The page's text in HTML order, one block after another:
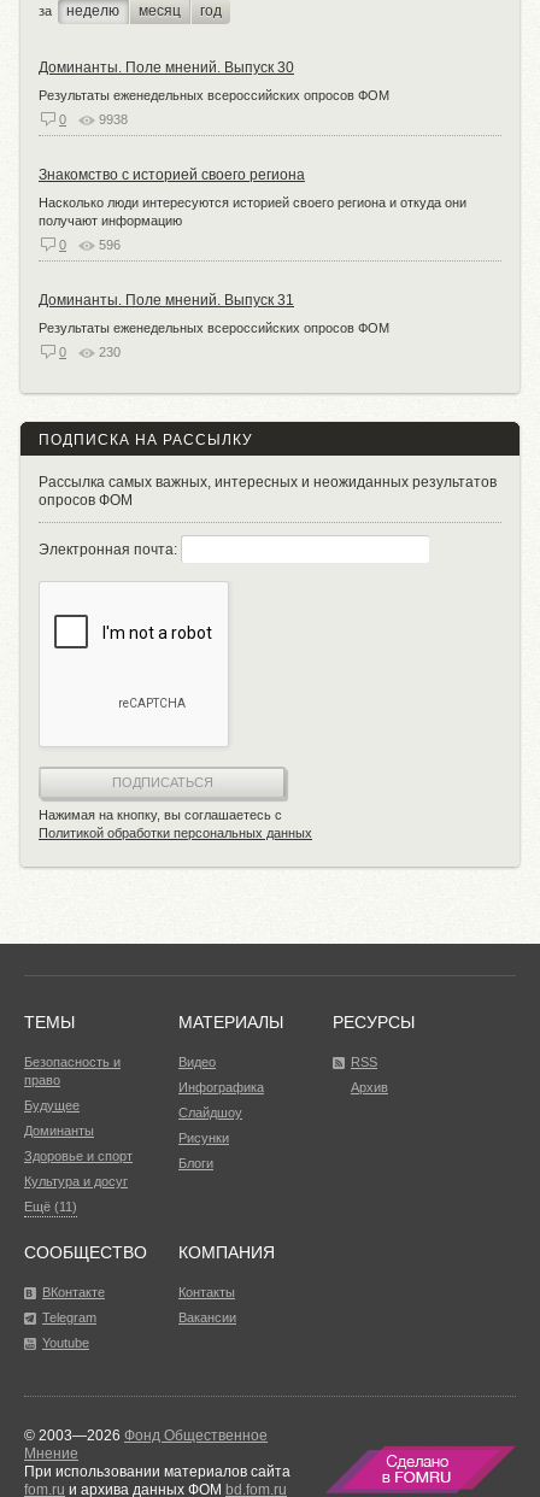
за неделю месяц год
Доминанты. Поле мнений. Выпуск 30
Результаты еженедельных всероссийских опросов ФОМ
0
9938
Знакомство с историей своего региона
Насколько люди интересуются историей своего региона и откуда они
получают информацию
0
596
Доминанты. Поле мнений. Выпуск 31
Результаты еженедельных всероссийских опросов ФОМ
0
230
ПОДПИСКА НА РАССЫЛКУ
Рассылка самых важных, интересных и неожиданных результатов
опросов ФОМ
Электронная почта:
ПОДПИСАТЬСЯ
Нажимая на кнопку, вы соглашаетесь с
Политикой обработки персональных данных
ТЕМЫ
Безопасность и
право
Будущее
Доминанты
Здоровье и спорт
Культура и досуг
Ещё (11)
МАТЕРИАЛЫ
Видео
Инфографика
Слайдшоу
Рисунки
Блоги
РЕСУРСЫ
RSS
Архив
СООБЩЕСТВО
ВКонтакте
Telegram
Youtube
КОМПАНИЯ
Контакты
Вакансии
© 2003—2026 Фонд Общественное
Мнение
При использовании материалов сайта
fom.ru и архива данных ФОМ bd.fom.ru